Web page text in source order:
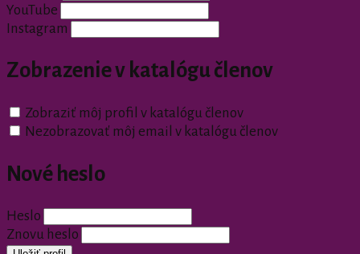
YouTube
Instagram
Zobrazenie v katalógu členov
Zobraziť môj profil v katalógu členov
Nezobrazovať môj email v katalógu členov
Nové heslo
Heslo
Znovu heslo